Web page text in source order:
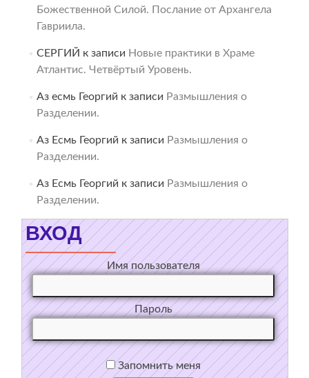
Божественной Силой. Послание от Архангела
Гавриила.
СЕРГИЙ к записи Новые практики в Храме
Атлантис. Четвёртый Уровень.
Аз есмь Георгий к записи Размышления о
Разделении.
Аз Есмь Георгий к записи Размышления о
Разделении.
Аз Есмь Георгий к записи Размышления о
Разделении.
ВХОД
Имя пользователя
Пароль
Запомнить меня